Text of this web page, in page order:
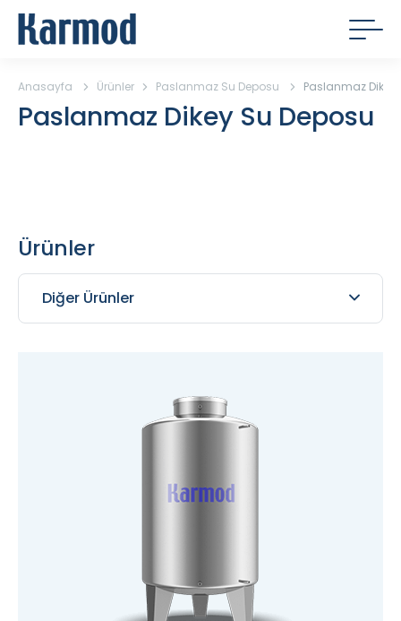
Anasayfa Ürünler Paslanmaz Su Deposu Paslanmaz Dikey
Paslanmaz Dikey Su Deposu
Ürünler
Diğer Ürünler